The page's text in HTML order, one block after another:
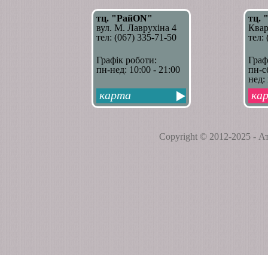
тц. "РайON"
вул. М. Лаврухіна 4
тел: (067) 335-71-50
Графік роботи:
пн-нед: 10:00 - 21:00
карта
тц.
тел:
пн-
нед:
Copyright © 2012-2025 -